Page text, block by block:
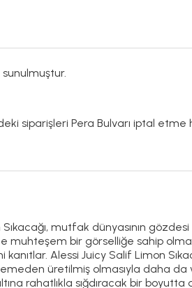
siparişleri Pera Bulvarı iptal etme
mutfak dünyasının gözdesi
muhteşem bir görselliğe sahip
Alessi Juicy Salif Limon
üretilmiş olmasıyla daha da
rahatlıkla sığdıracak bir boyutta